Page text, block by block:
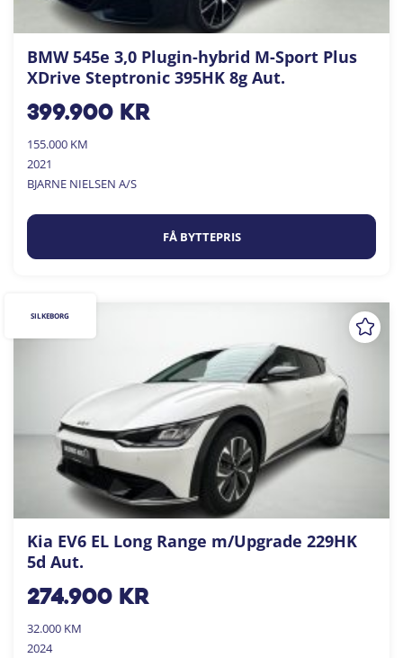
BMW 545e 3,0 Plugin-hybrid M-Sport Plus
XDrive Steptronic 395HK 8g Aut.
399.900kr
155.000 KM
2021
BJARNE NIELSEN A/S
FÅ BYTTEPRIS
Kia EV6 EL Long Range m/Upgrade 229HK
5d Aut.
274.900kr
32.000 KM
2024
SILKEBORG